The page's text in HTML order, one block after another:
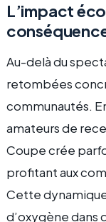
L’impact
Au-delà du
retombées
communautés.
amateurs de
Coupe crée
profitant aux
Cette
d’oxygène dans